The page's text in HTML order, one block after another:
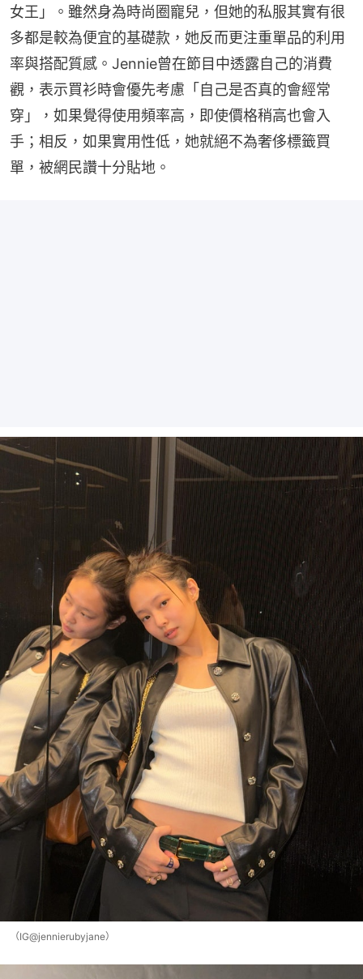
女王」。雖然身為時尚圈寵兒，但她的私服其實有很
多都是較為便宜的基礎款，她反而更注重單品的利用
率與搭配質感。Jennie曾在節目中透露自己的消費
觀，表示買衫時會優先考慮「自己是否真的會經常
穿」，如果覺得使用頻率高，即使價格稍高也會入
手；相反，如果實用性低，她就絕不為奢侈標籤買
單，被網民讚十分貼地。
（IG@jennierubyjane）